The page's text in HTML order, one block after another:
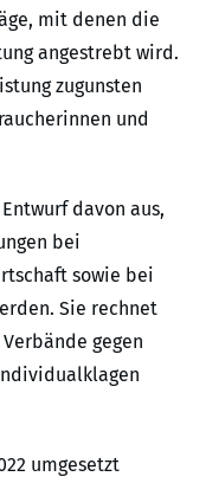
mit denen die
angestrebt wird.
zugunsten
und
davon aus,
bei
sowie bei
Sie rechnet
gegen
umgesetzt